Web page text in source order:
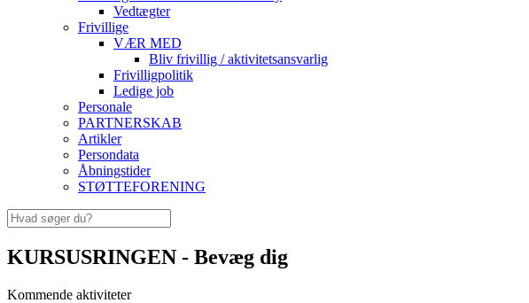
Vedtægter
Frivillige
VÆR MED
Bliv frivillig / aktivitetsansvarlig
Frivilligpolitik
Ledige job
Personale
PARTNERSKAB
Artikler
Persondata
Åbningstider
STØTTEFORENING
KURSUSRINGEN - Bevæg dig
Kommende aktiviteter